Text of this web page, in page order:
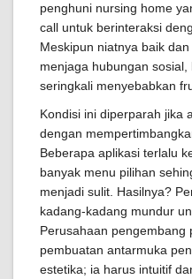
penghuni nursing home
call untuk berinteraksi
Meskipun niatnya baik
menjaga hubungan
seringkali menyebabkan
Kondisi ini diperparah jika
dengan
Beberapa aplikasi terlalu
banyak menu pilihan
menjadi sulit. Hasilnya?
kadang-kadang mundur
Perusahaan pengembang
pembuatan antarmuka
estetika; ia harus intuitif